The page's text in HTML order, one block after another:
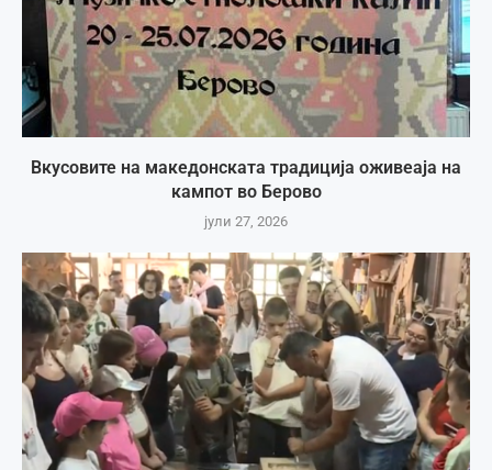
Вкусовите на македонската традиција оживеаја на
кампот во Берово
јули 27, 2026